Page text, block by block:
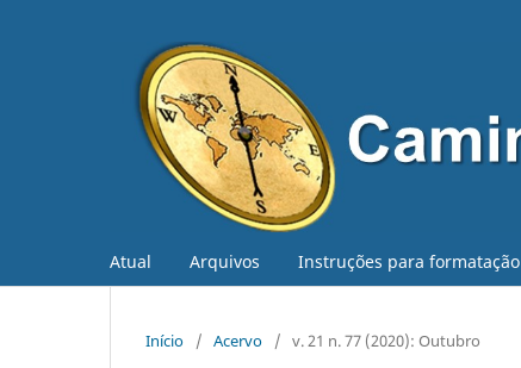
Atual Arquivos Instruções para formatação
Início / Acervo / v. 21 n. 77 (2020): Outubro